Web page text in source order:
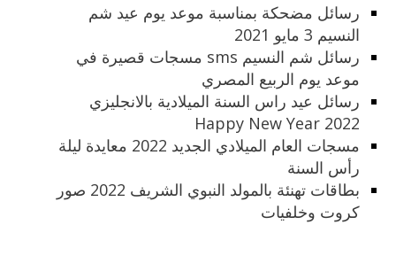
رسائل مضحكة بمناسبة موعد يوم عيد شم
النسيم 3 مايو 2021
رسائل شم النسيم sms مسجات قصيرة في
موعد يوم الربيع المصري
رسائل عيد راس السنة الميلادية بالانجليزي
2022 Happy New Year
مسجات العام الميلادي الجديد 2022 معايدة ليلة
رأس السنة
بطاقات تهنئة بالمولد النبوي الشريف 2022 صور
كروت وخلفيات